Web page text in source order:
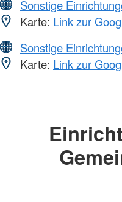
Sonstige
Karte: Link zur
Sonstige
Karte: Link zur